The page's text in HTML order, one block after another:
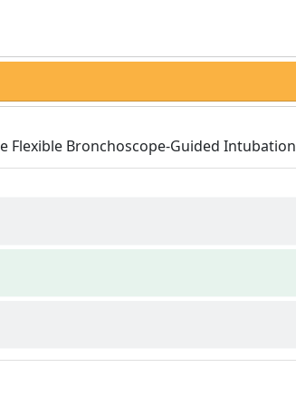
Flexible Bronchoscope-Guided Intubation